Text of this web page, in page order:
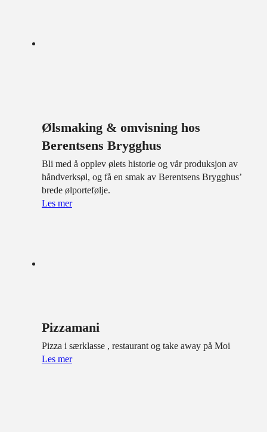
Ølsmaking & omvisning hos
Berentsens Brygghus
Bli med å opplev ølets historie og vår produksjon av
håndverksøl, og få en smak av Berentsens Brygghus’
brede ølportefølje.
Les mer
Pizzamani
Pizza i særklasse , restaurant og take away på Moi
Les mer